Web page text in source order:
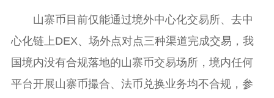
山寨币目前仅能通过境外中心化交易所、去中
心化链上DEX、场外点对点三种渠道完成交易，我
国境内没有合规落地的山寨币交易场所，境内任何
平台开展山寨币撮合、法币兑换业务均不合规，参